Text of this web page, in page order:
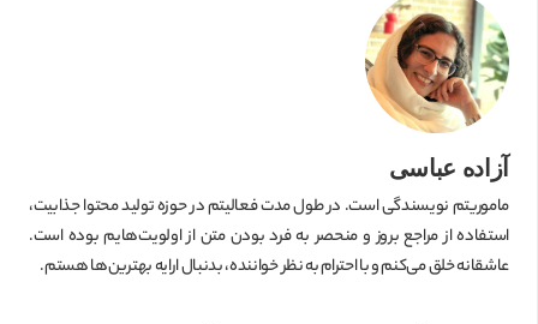
آزاده عباسی
ماموریتم نویسندگی است. در طول مدت فعالیتم در حوزه تولید محتوا جذابیت،
استفاده از مراجع بروز و منحصر به فرد بودن متن از اولویت‌هایم بوده است.
عاشقانه خلق می‌کنم و با احترام به نظر خواننده، بدنبال ارایه بهترین‌ها هستم.